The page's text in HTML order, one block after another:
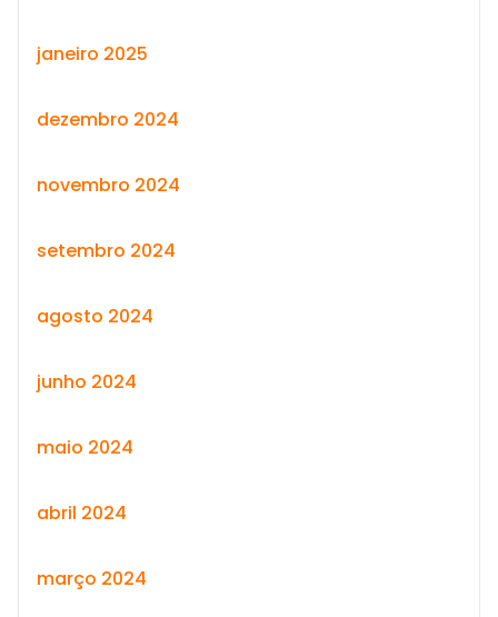
janeiro 2025
dezembro 2024
novembro 2024
setembro 2024
agosto 2024
junho 2024
maio 2024
abril 2024
março 2024